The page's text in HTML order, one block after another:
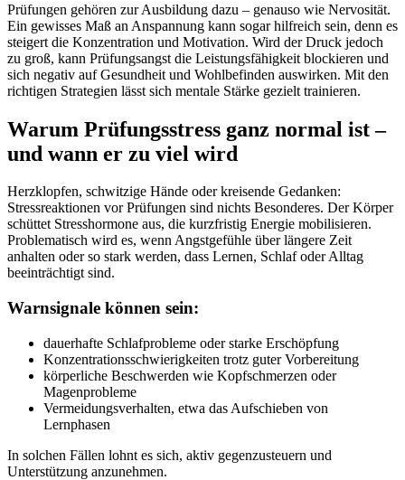
Prüfungen gehören zur Ausbildung dazu – genauso wie Nervosität.
Ein gewisses Maß an Anspannung kann sogar hilfreich sein, denn es
steigert die Konzentration und Motivation. Wird der Druck jedoch
zu groß, kann Prüfungsangst die Leistungsfähigkeit blockieren und
sich negativ auf Gesundheit und Wohlbefinden auswirken. Mit den
richtigen Strategien lässt sich mentale Stärke gezielt trainieren.
Warum Prüfungsstress ganz normal ist –
und wann er zu viel wird
Herzklopfen, schwitzige Hände oder kreisende Gedanken:
Stressreaktionen vor Prüfungen sind nichts Besonderes. Der Körper
schüttet Stresshormone aus, die kurzfristig Energie mobilisieren.
Problematisch wird es, wenn Angstgefühle über längere Zeit
anhalten oder so stark werden, dass Lernen, Schlaf oder Alltag
beeinträchtigt sind.
Warnsignale können sein:
dauerhafte Schlafprobleme oder starke Erschöpfung
Konzentrationsschwierigkeiten trotz guter Vorbereitung
körperliche Beschwerden wie Kopfschmerzen oder
Magenprobleme
Vermeidungsverhalten, etwa das Aufschieben von
Lernphasen
In solchen Fällen lohnt es sich, aktiv gegenzusteuern und
Unterstützung anzunehmen.